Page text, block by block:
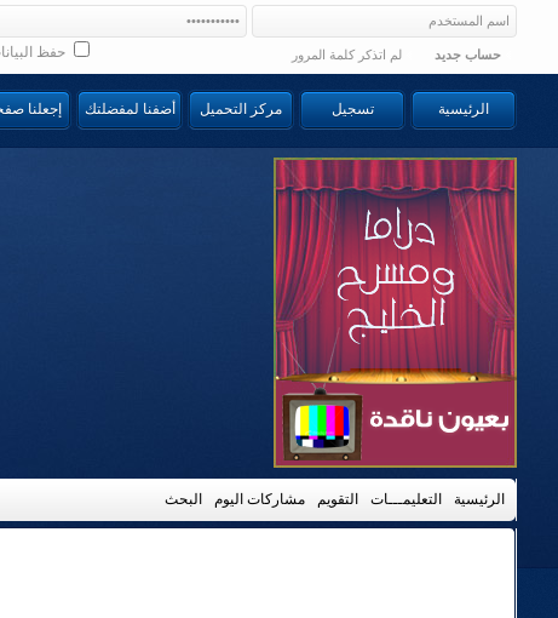
حفظ حساب جديد لم اتذكر كلمة المرور
الرئيسية تسجيل مركز التحميل أضفنا لمفضلتك إجعلنا
الرئيسية التعليمـــات التقويم مشاركات اليوم البحث